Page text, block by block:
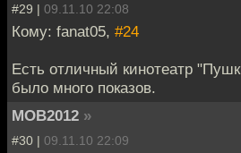
#29 | 09.11.10 22:08
Кому: fanat05, #24
Есть отличный кинотеатр
было много показов.
MOB2012 »
#30 | 09.11.10 22:09